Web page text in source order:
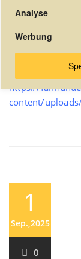
Analyse
Werbung
Ausgabe
letzte
https://
content/
1
Sep.,2025
0